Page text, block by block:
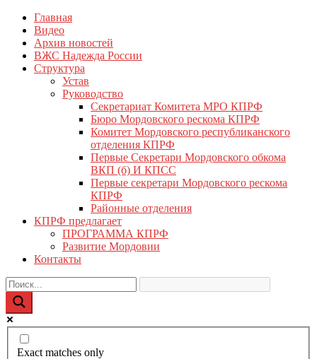
Перейти
содержимому
КПРФ Мордовия
Мордовское Региональное отделение КПРФ
Главная
Видео
Архив новостей
ВЖС Надежда России
Структура
Устав
Руководство
Секретариат Комитета МРО КПРФ
Бюро Мордовского рескома КПРФ
Комитет Мордовского республиканского
отделения КПРФ
Первые Секретари Мордовского обкома
ВКП (б) И КПСС
Первые секретари Мордовского рескома
КПРФ
Районные отделения
КПРФ предлагает
ПРОГРАММА КПРФ
Развитие Мордовии
Контакты
Exact matches only